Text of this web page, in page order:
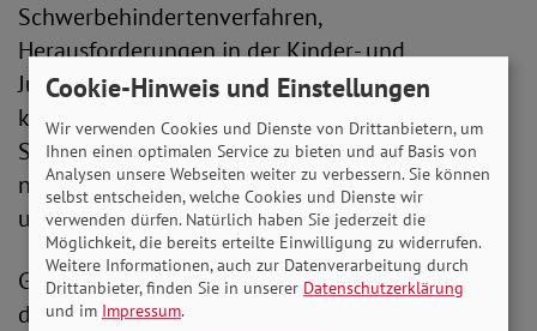
Schwerbehindertenverfahren,
Herausforderungen in der Kinder- und
Jugendhilfe sowie die Notwendigkeit eines
konsequenten Bürokratieabbaus. Ein weiterer
Schwerpunkt war der barrierefreie und
niedrigschwellige Zugang zu Sozialleistungen
und Unterstützungsangeboten.
Gerade die Erfahrungen aus der Praxis zeigen,
dass Menschen häufig nicht an fehlenden
Cookie-Hinweis und Einstellungen
Wir verwenden Cookies und Dienste von Drittanbietern, um
Ihnen einen optimalen Service zu bieten und auf Basis von
Analysen unsere Webseiten weiter zu verbessern. Sie können
selbst entscheiden, welche Cookies und Dienste wir
verwenden dürfen. Natürlich haben Sie jederzeit die
Möglichkeit, die bereits erteilte Einwilligung zu widerrufen.
Weitere Informationen, auch zur Datenverarbeitung durch
Drittanbieter, finden Sie in unserer Datenschutzerklärung
und im Impressum.